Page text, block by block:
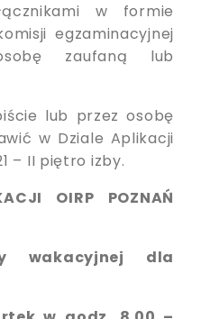
w formie
egzaminacyjnej
zaufaną lub
lub przez osobę
w Dziale Aplikacji
– II piętro izby.
OIRP POZNAŃ
wakacyjnej dla